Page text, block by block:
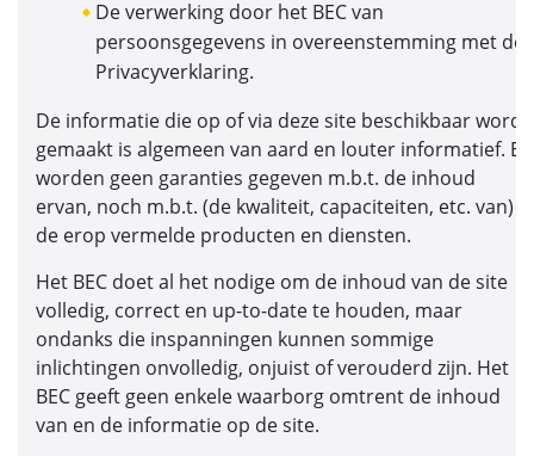
De verwerking door het BEC van
persoonsgegevens in overeenstemming met de
Privacyverklaring.
De informatie die op of via deze site beschikbaar wordt
gemaakt is algemeen van aard en louter informatief. Er
worden geen garanties gegeven m.b.t. de inhoud
ervan, noch m.b.t. (de kwaliteit, capaciteiten, etc. van)
de erop vermelde producten en diensten.
Het BEC doet al het nodige om de inhoud van de site
volledig, correct en up-to-date te houden, maar
ondanks die inspanningen kunnen sommige
inlichtingen onvolledig, onjuist of verouderd zijn. Het
BEC geeft geen enkele waarborg omtrent de inhoud
van en de informatie op de site.